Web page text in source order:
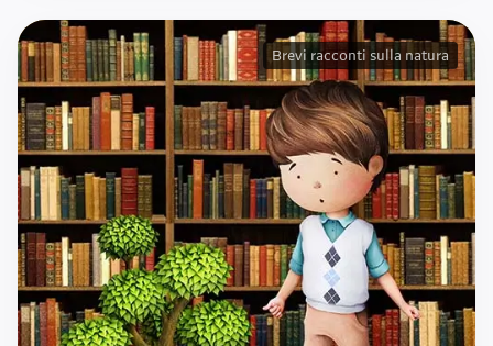
Brevi racconti sulla natura